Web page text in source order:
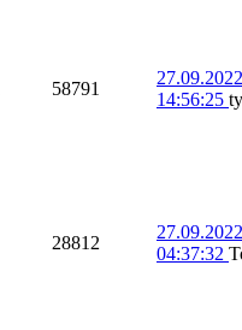
58791
27.09.2022
14:56:25
28812
27.09.2022
04:37:32